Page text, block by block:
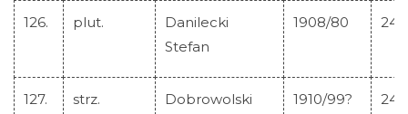
126. plut.
Danilecki
Stefan
1908/80
127. strz.
Dobrowolski
1910/99?